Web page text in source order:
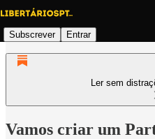
Subscrever Entrar
Ler sem
Vamos criar um